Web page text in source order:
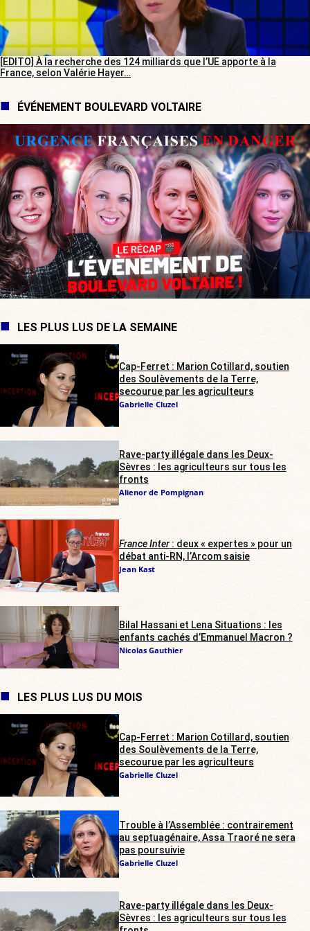
[EDITO] À la recherche des 124 milliards que l’UE apporte à la
France, selon Valérie Hayer…
ÉVÉNEMENT BOULEVARD VOLTAIRE
LES PLUS LUS DE LA SEMAINE
Cap-Ferret : Marion Cotillard, soutien
des Soulèvements de la Terre,
secourue par les agriculteurs
Gabrielle Cluzel
Rave-party illégale dans les Deux-
Sèvres : les agriculteurs sur tous les
fronts
Alienor de Pompignan
France Inter: deux « expertes » pour un
débat anti-RN, l’Arcom saisie
Jean Kast
Bilal Hassani et Lena Situations : les
enfants cachés d’Emmanuel Macron ?
Nicolas Gauthier
LES PLUS LUS DU MOIS
Cap-Ferret : Marion Cotillard, soutien
des Soulèvements de la Terre,
secourue par les agriculteurs
Gabrielle Cluzel
Trouble à l’Assemblée : contrairement
au septuagénaire, Assa Traoré ne sera
pas poursuivie
Gabrielle Cluzel
Rave-party illégale dans les Deux-
Sèvres : les agriculteurs sur tous les